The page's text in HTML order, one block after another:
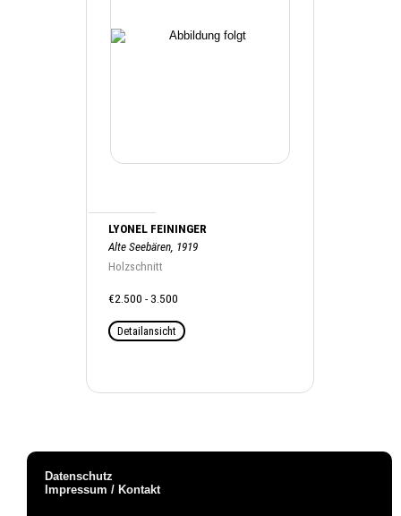
LYONEL FEININGER
Alte Seebären, 1919
Holzschnitt
€2.500 - 3.500
Detailansicht
Datenschutz
Impressum / Kontakt